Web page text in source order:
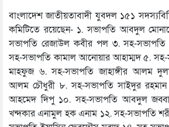
বাংলাদেশ জাতীয়তাবাদী যুবদল ১৫১
কমিটিতে রয়েছেন- ১. সভাপতি আবদুল
সভাপতি রেজাউল কবীর পল ৩. সহ-সভাপতি
সহ-সভাপতি কামাল আনোয়ার আহাম্মদ ৫.
মাহফুজ ৬. সহ-সভাপতি জাহাঙ্গীর আলম
আলম চৌধুরী ৮. সহ-সভাপতি সাইদুর রহমান
আহমেদ দিপু ১০. সহ-সভাপতি আবদুল
খন্দকার এনামুল হক এনাম ১২. সহ-সভাপতি